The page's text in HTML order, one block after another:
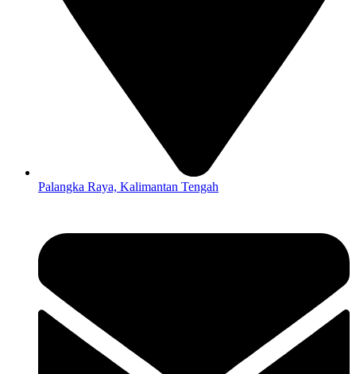
Palangka Raya, Kalimantan Tengah